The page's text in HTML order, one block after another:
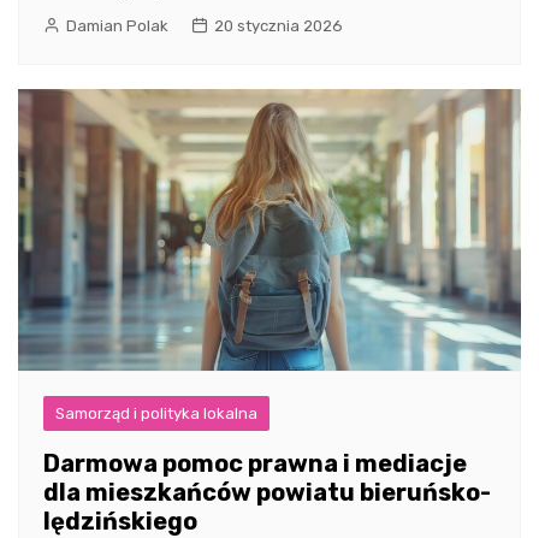
Damian Polak 20 stycznia 2026
Samorząd i polityka lokalna
Darmowa pomoc prawna i mediacje
dla mieszkańców powiatu bieruńsko-
lędzińskiego